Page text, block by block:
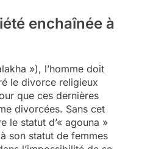
enchaînée à
»), l’homme doit
le divorce religieux
que ces dernières
divorcées. Sans cet
le statut d’« agouna »
son statut de femmes